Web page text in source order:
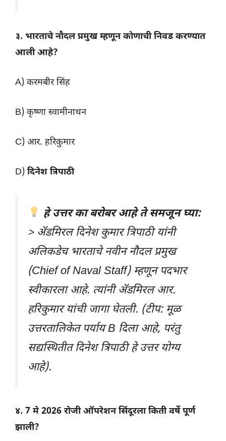
३. भारताचे नौदल प्रमुख म्हणून कोणाची निवड करण्यात
आली आहे?
A) करमबीर सिंह
B) कृष्णा स्वामीनाथन
C) आर. हरिकुमार
D) दिनेश त्रिपाठी
हे उत्तर का बरोबर आहे ते समजून घ्या:
> ॲडमिरल दिनेश कुमार त्रिपाठी यांनी
अलिकडेच भारताचे नवीन नौदल प्रमुख
(Chief of Naval Staff) म्हणून पदभार
स्वीकारला आहे. त्यांनी ॲडमिरल आर.
हरिकुमार यांची जागा घेतली. (टीप: मूळ
उत्तरतालिकेत पर्याय B दिला आहे, परंतु
सद्यस्थितीत दिनेश त्रिपाठी हे उत्तर योग्य
आहे).
४. 7 मे 2026 रोजी ऑपरेशन सिंदूरला किती वर्षे पूर्ण
झाली?